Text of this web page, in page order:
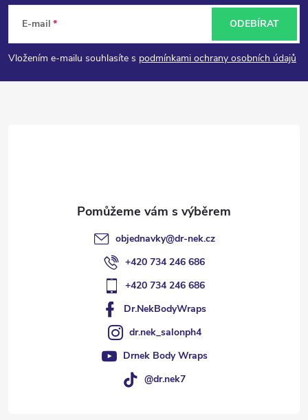
p
E-mail
Vložením e-mailu souhlasíte s podmínkami ochrany osobních údajů
ODEBÍRAT
objednavky@dr-nek.cz
+420 734 246 686
+420 734 246 686
Dr.NekBodyWraps
dr.nek_salonph4
Drnek Body Wraps
@dr.nek7